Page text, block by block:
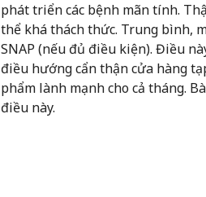
phát triển các bệnh mãn tính.
thể khá thách thức. Trung bình,
SNAP (nếu đủ điều kiện). Điều
điều hướng cẩn thận cửa hàng
phẩm lành mạnh cho cả tháng.
điều này.